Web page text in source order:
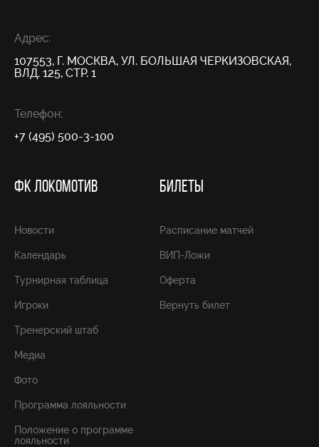
Адрес:
107553, Г. МОСКВА, УЛ. БОЛЬШАЯ ЧЕРКИЗОВСКАЯ,
ВЛД. 125, СТР. 1
Телефон:
+7 (495) 500-3-100
ФК ЛОКОМОТИВ
Новости
Календарь
Турнирная таблица
Игроки
Тренерский штаб
Медиа
Фото
Программа лояльности
Положение о программе
лояльности
БИЛЕТЫ
Расписание матчей
ВИП-Ложи
Оферта
Вернуть билет